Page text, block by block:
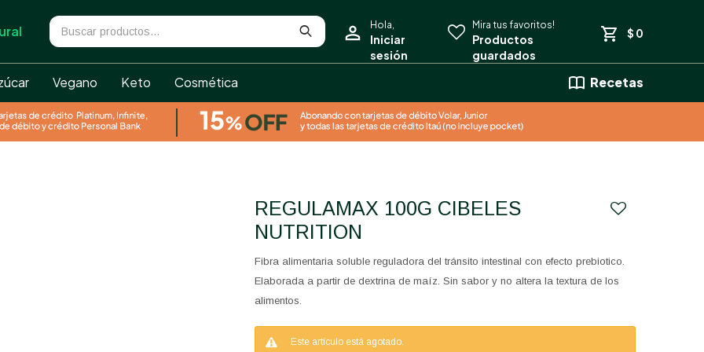
Vegano Keto Cosmética Recetas
$ 0
REGULAMAX 100G CIBELES
NUTRITION
Fibra alimentaria soluble reguladora del tránsito intestinal con efecto prebiotico.
Elaborada a partir de dextrina de maíz. Sin sabor y no altera la textura de los
alimentos.
Este artículo está agotado.